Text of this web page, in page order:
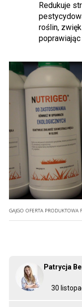
30
Patrycja
Redukuje
roślin,
GAJGO OFERTA PRODUKTOWA